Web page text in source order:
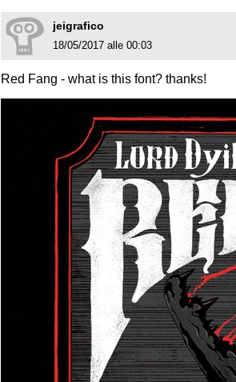
jeigrafico
18/05/2017 alle 00:03
Red Fang - what is this font? thanks!